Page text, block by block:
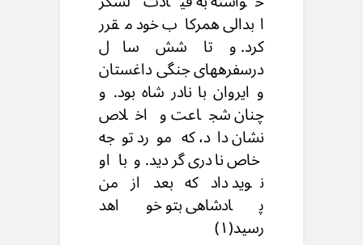
ابدالی همرکاب خود مقرر
کرد. و تا شش سال
درسفرههای جنگی داغستان
و ایروان با نادر شاه بود. و
چنان شجاعت و اخلاص
نشان داد، که مورد توجه
خاص نادری گردید. و با او
نوید داد که بعد از من
پادشاهی بتو خواهد
رسید(۱)